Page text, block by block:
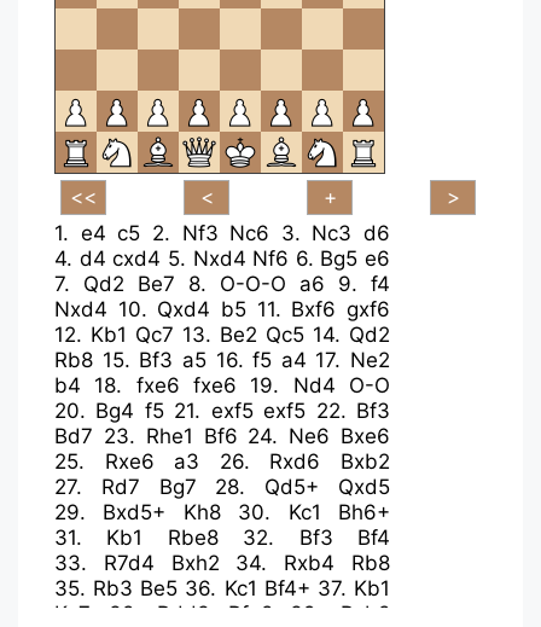
1. e4 c5 2. Nf3 Nc6 3. Nc3 d6
4. d4 cxd4 5. Nxd4 Nf6 6. Bg5 e6
7. Qd2 Be7 8. O-O-O a6 9. f4
Nxd4 10. Qxd4 b5 11. Bxf6 gxf6
12. Kb1 Qc7 13. Be2 Qc5 14. Qd2
Rb8 15. Bf3 a5 16.f5 a4 17. Ne2
b4
18. fxe6 fxe6 19. Nd4
O-O
20. Bg4 f5 21. exf5 exf5 22. Bf3
Bd7 23. Rhe1 Bf6 24. Ne6 Bxe6
25. Rxe6 a3 26. Rxd6
Bxb2
27. Rd7 Bg7 28. Qd5+
Qxd5
29. Bxd5+ Kh8 30. Kc1
Bh6+
31. Kb1 Rbe8 32. Bf3
Bf4
33. R7d4 Bxh2 34. Rxb4
Rb8
35. Rb3 Be5 36. Kc1 Bf4+ 37. Kb1
Kg7
38. Rdd3 Rfe8 39. Rxb8